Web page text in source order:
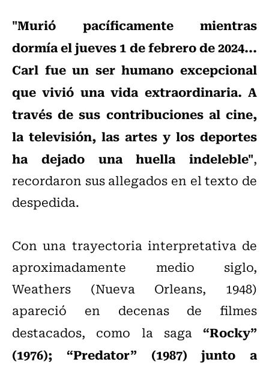
"Murió pacíficamente mientras
dormía el jueves 1 de febrero de 2024...
Carl fue un ser humano excepcional
que vivió una vida extraordinaria. A
través de sus contribuciones al cine,
la televisión, las artes y los deportes
ha dejado una huella indeleble",
recordaron sus allegados en el texto de
despedida.
Con una trayectoria interpretativa de
aproximadamente medio siglo,
Weathers (Nueva Orleans, 1948)
apareció en decenas de filmes
destacados, como la saga “Rocky”
(1976); “Predator” (1987) junto a